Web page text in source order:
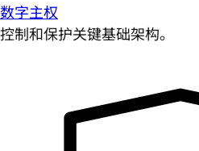
数字主权
控制和保护关键基础架构。